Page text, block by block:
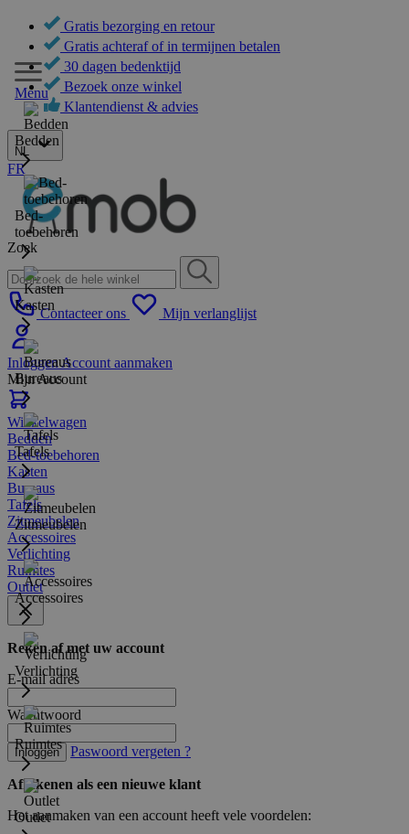
Gratis bezorging en retour
Gratis achteraf of in termijnen betalen
30 dagen bedenktijd
Bezoek onze winkel
Klantendienst & advies
NL
FR
Zoek
Contacteer ons Mijn verlanglijst
InloggenAccount aanmaken
Mijn Account
Winkelwagen
Menu
Bedden
Bed-
toebehoren
Kasten
Bureaus
Tafels
Zitmeubelen
Accessoires
Verlichting
Ruimtes
Outlet
Bedden
Bed-toebehoren
Kasten
Bureaus
Tafels
Zitmeubelen
Accessoires
Verlichting
Ruimtes
Outlet
Reken af met uw account
E-mail adres
Wachtwoord
Inloggen Paswoord vergeten ?
Afrekenen als een nieuwe klant
Het aanmaken van een account heeft vele voordelen: